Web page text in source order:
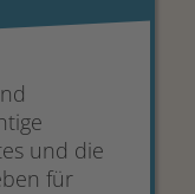
und die
für